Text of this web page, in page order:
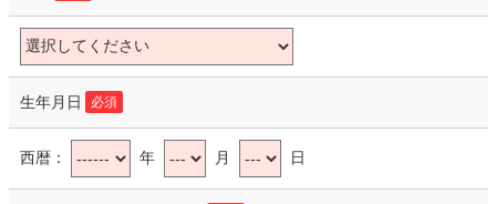
生年月日 必須
西暦： 年 月 日